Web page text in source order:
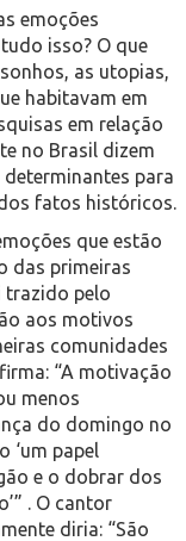
emoções
isso? O que
as utopias,
habitavam em
em relação
no Brasil dizem
para
fatos históricos.
que estão
das primeiras
trazido pelo
aos motivos
comunidades
“A motivação
menos
do domingo no
‘um papel
e o dobrar dos
. O cantor
diria: “São